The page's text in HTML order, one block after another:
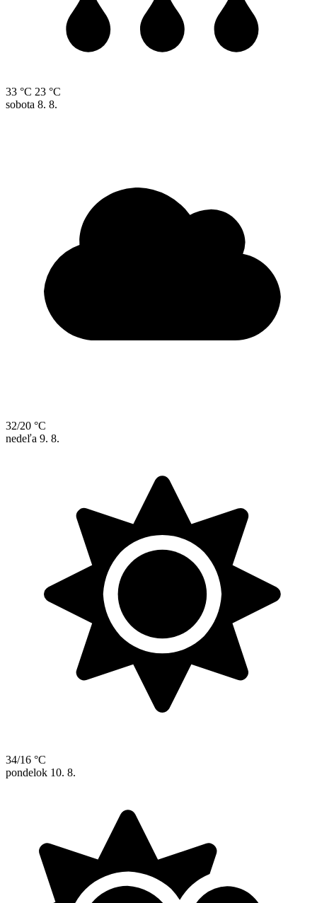
33 °C 23 °C
sobota 8. 8.
32/20 °C
nedeľa 9. 8.
34/16 °C
pondelok 10. 8.